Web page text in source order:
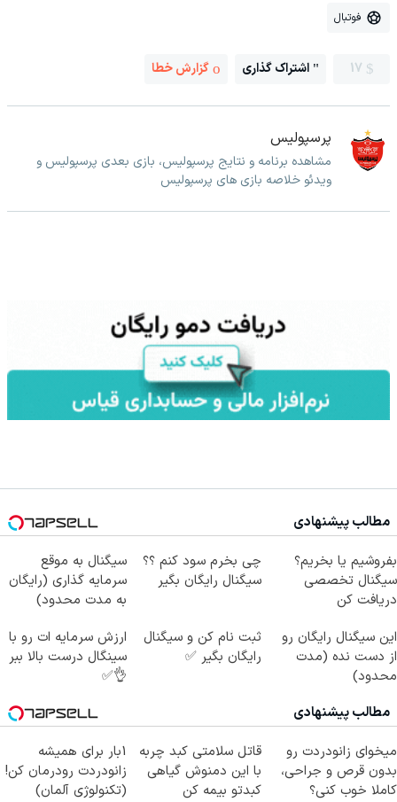
فوتبال
17 اشتراک گذاری گزارش خطا
پرسپولیس
مشاهده برنامه و نتایج پرسپولیس، بازی بعدی پرسپولیس و
ویدئو خلاصه بازی های پرسپولیس
مطالب پیشنهادی
بفروشیم یا بخریم؟
سیگنال تخصصی
دریافت کن
چی بخرم سود کنم ؟؟
سیگنال رایگان بگیر
سیگنال به موقع
سرمایه گذاری (رایگان
به مدت محدود)
این سیگنال رایگان رو
از دست نده (مدت
محدود)
ثبت نام کن و سیگنال
رایگان بگیر ✅
ارزش سرمایه ات رو با
سینگال درست بالا ببر
👌✅
مطالب پیشنهادی
میخوای زانودردت رو
بدون قرص و جراحی،
کاملا خوب کنی؟
قاتل سلامتی کبد چربه
با این دمنوش گیاهی
کبدتو بیمه کن
1بار برای همیشه
زانودردت رودرمان کن!
(تکنولوژی آلمان)